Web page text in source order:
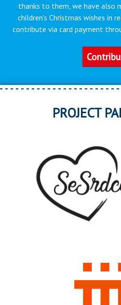
thanks to them, we have also
children’s Christmas wishes in
contribute via card payment
PROJECT